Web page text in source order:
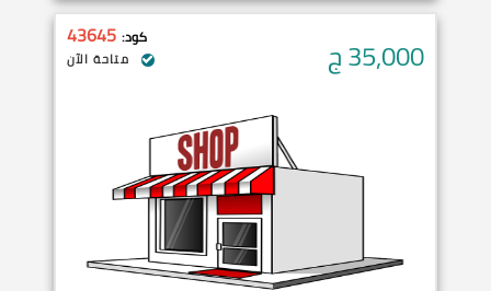
35,000ج كود: 43645
متاحة الآن